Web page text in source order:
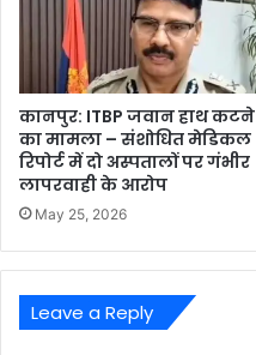
कानपुर: ITBP जवान हाथ कटने
का मामला – संशोधित मेडिकल
रिपोर्ट में दो अस्पतालों पर गंभीर
लापरवाही के आरोप
May 25, 2026
Leave a Reply